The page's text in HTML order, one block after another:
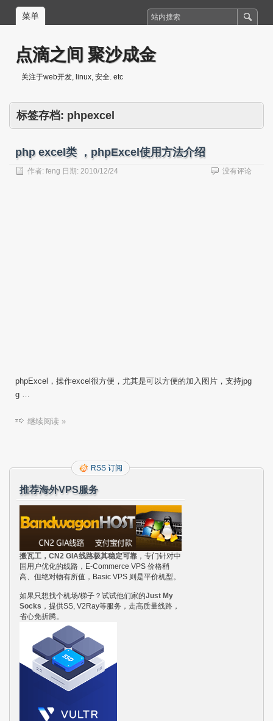
菜单
点滴之间 聚沙成金
关注于web开发, linux, 安全. etc
标签存档: phpexcel
php excel类 ，phpExcel使用方法介绍
作者: feng 日期: 2010/12/24 没有评论
phpExcel，操作excel很方便，尤其是可以方便的加入图片，支持jpg
g …
继续阅读 »
RSS 订阅
推荐海外VPS服务
搬瓦工，CN2 GIA线路极其稳定可靠 ，专门针对中
国用户优化的线路，E-Commerce VPS 价格稍
高、但绝对物有所值，Basic VPS 则是平价机型。
如果只想找个机场/梯子？试试他们家的Just My
Socks ，提供SS, V2Ray等服务，走高质量线路，
省心免折腾。